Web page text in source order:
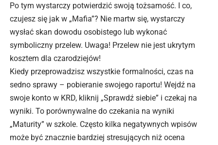
Po tym wystarczy potwierdzić swoją tożsamość. I co,
czujesz się jak w „Mafia”? Nie martw się, wystarczy
wysłać skan dowodu osobistego lub wykonać
symboliczny przelew. Uwaga! Przelew nie jest ukrytym
kosztem dla czarodziejów!
Kiedy przeprowadzisz wszystkie formalności, czas na
sedno sprawy – pobieranie swojego raportu! Wejdź na
swoje konto w KRD, kliknij „Sprawdź siebie” i czekaj na
wyniki. To porównywalne do czekania na wyniki
„Maturity” w szkole. Często kilka negatywnych wpisów
może być znacznie bardziej stresujących niż ocena